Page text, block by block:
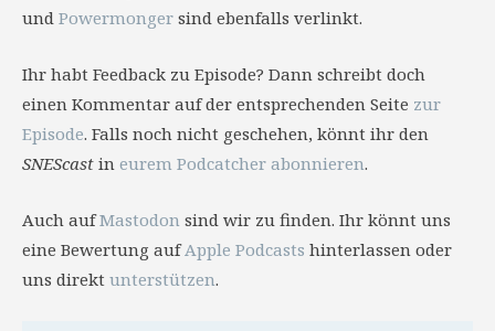
und Powermonger sind ebenfalls verlinkt.
Ihr habt Feedback zu Episode? Dann schreibt doch
einen Kommentar auf der entsprechenden Seite zur
Episode. Falls noch nicht geschehen, könnt ihr den
SNEScast in eurem Podcatcher abonnieren.
Auch aufMastodon sind wir zu finden. Ihr könnt uns
eine Bewertung aufApple Podcasts hinterlassen oder
uns direkt unterstützen.